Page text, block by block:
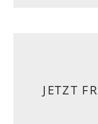
JETZT